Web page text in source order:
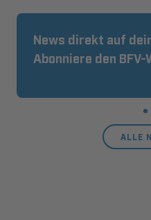
News direkt auf
Abonniere den
ALLE